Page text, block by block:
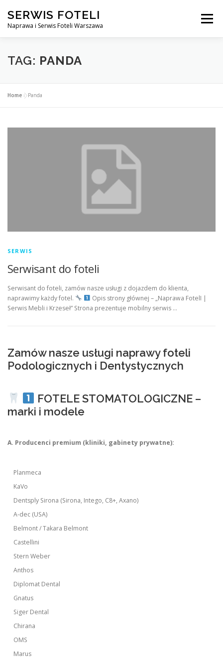
treści
SERWIS FOTELI
Naprawa i Serwis Foteli Warszawa
Menu
NAPRAWA FOTELI DENTYSTYCZNE I MEDYCZNE
CENNIK USŁUG
TAG: PANDA
Home »Panda
SERWIS
Serwisant do foteli
Serwisant do foteli, zamów nasze usługi z dojazdem do klienta,
naprawimy każdy fotel.
Opis strony głównej – „Naprawa FotelI |
Serwis Mebli i Krzeseł” Strona prezentuje mobilny serwis …
Zamów nasze usługi naprawy foteli
Podologicznych i Dentystycznych
FOTELE STOMATOLOGICZNE –
marki i modele
A. Producenci premium (kliniki, gabinety prywatne):
Planmeca
KaVo
Dentsply Sirona (Sirona, Intego, C8+, Axano)
A-dec (USA)
Belmont / Takara Belmont
Castellini
Stern Weber
Anthos
Diplomat Dental
Gnatus
Siger Dental
Chirana
OMS
Marus